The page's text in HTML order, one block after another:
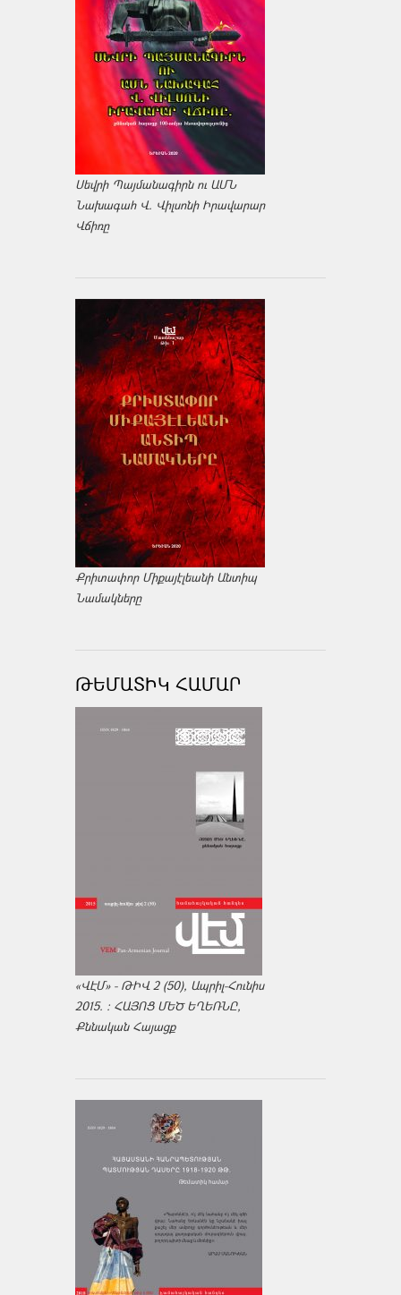
Սեվրի Պայմանագիրն ու ԱՄՆ
Նախագահ Վ. Վիլսոնի Իրավարար
Վճիռը
Քրիտափոր Միքայէլեանի Անտիպ
Նամակները
ԹԵՄԱՏԻԿ ՀԱՄԱՐ
«ՎԷՄ» - ԹԻՎ 2 (50), Ապրիլ-Հունիս
2015. : ՀԱՅՈՑ ՄԵԾ ԵՂԵՌՆԸ,
Քննական Հայացք